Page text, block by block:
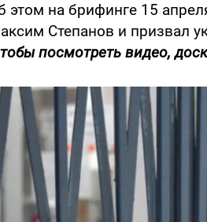
этом на брифинге 15
Степанов и призвал
посмотреть видео,